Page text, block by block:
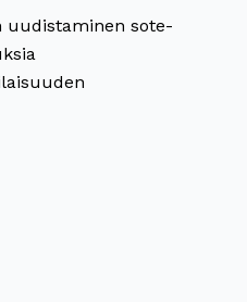
uudistaminen sote-